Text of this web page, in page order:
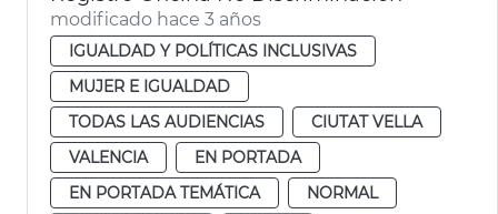
modificado hace 3 años
IGUALDAD Y POLÍTICAS INCLUSIVAS
MUJER E IGUALDAD
TODAS LAS AUDIENCIAS
CIUTAT VELLA
VALENCIA
EN PORTADA
EN PORTADA TEMÁTICA
NORMAL